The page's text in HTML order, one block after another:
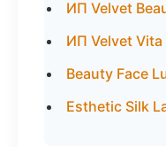
ИП Velvet
ИП Velvet
Beauty Face
Esthetic Silk